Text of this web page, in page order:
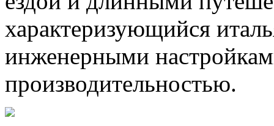
характеризующийся
инженерными
производительностью.